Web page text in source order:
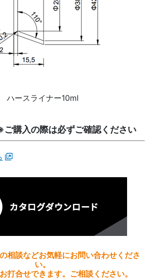
ハースライナー10ml
購入の際は必ずご確認ください
相談などお気軽にお問い合わせくださ
い。
打合せできます。ご相談ください。